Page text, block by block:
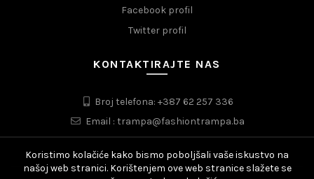
Facebook profil
Twitter profil
KONTAKTIRAJTE NAS
Broj telefona: +387 62 257 336
Email : trampa@fashiontrampa.ba
Koristimo kolačiće kako bismo poboljšali vaše iskustvo na
našoj web stranici. Korištenjem ove web stranice slažete se